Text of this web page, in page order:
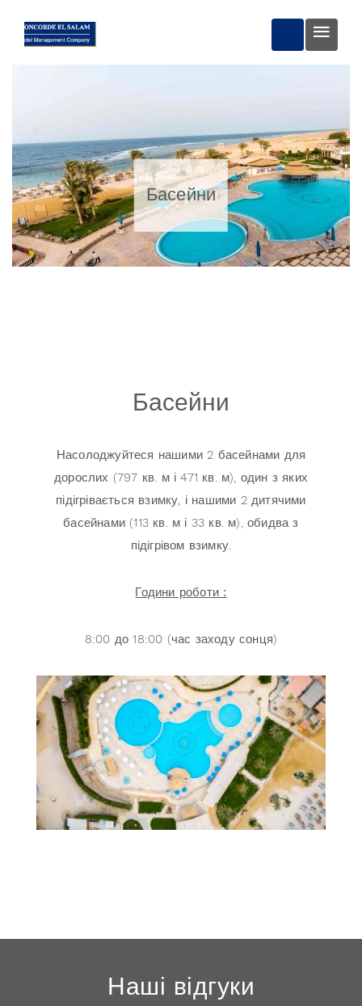
Басейни
Басейни
Насолоджуйтеся нашими 2 басейнами для
дорослих (797 кв. м і 471 кв. м), один з яких
підігрівається взимку, і нашими 2 дитячими
басейнами (113 кв. м і 33 кв. м), обидва з
підігрівом взимку.
Години роботи :
8:00 до 18:00 (час заходу сонця)
Наші відгуки